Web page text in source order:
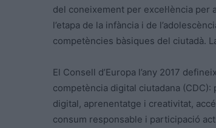
del coneixement per excel·lència
l’etapa de la infància i de
competències bàsiques del ciutadà.
El Consell d’Europa l’any 2017
competència digital ciutadana
digital, aprenentatge i creativitat,
consum responsable i participació